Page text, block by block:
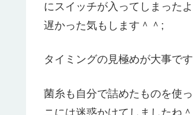
にスイッチが入ってしまった
遅かった気もします＾＾;
タイミングの見極めが大事で
菌糸も自分で詰めたものを使
ニには迷惑かけてしましたね